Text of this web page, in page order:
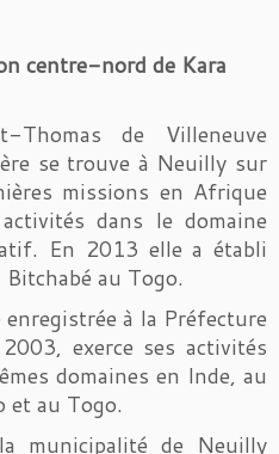
centre-nord de Kara
Thomas de Villeneuve
se trouve à Neuilly sur
missions en Afrique
dans le domaine
En 2013 elle a établi
au Togo.
à la Préfecture
exerce ses activités
domaines en Inde, au
et au Togo.
municipalité de Neuilly